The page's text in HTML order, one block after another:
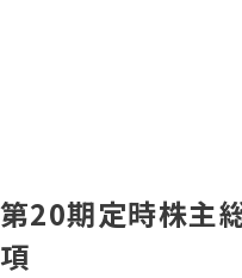
第20期定時株主
項